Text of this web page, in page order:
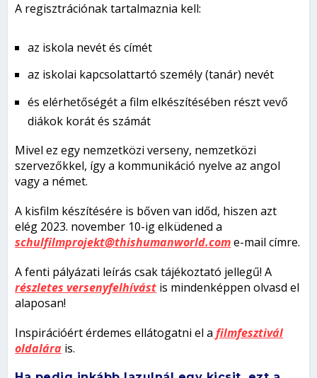
A regisztrációnak tartalmaznia kell:
az iskola nevét és címét
az iskolai kapcsolattartó személy (tanár) nevét
és elérhetőségét a film elkészítésében részt vevő
diákok korát és számát
Mivel ez egy nemzetközi verseny, nemzetközi
szervezőkkel, így a kommunikáció nyelve az angol
vagy a német.
A kisfilm készítésére is bőven van időd, hiszen azt
elég 2023. november 10-ig elküdened a
schulfilmprojekt@thishumanworld.come-mail címre.
A fenti pályázati leírás csak tájékoztató jellegű! A
részletes versenyfelhívást is mindenképpen olvasd el
alaposan!
Inspirációért érdemes ellátogatni el a filmfesztivál
oldalára is.